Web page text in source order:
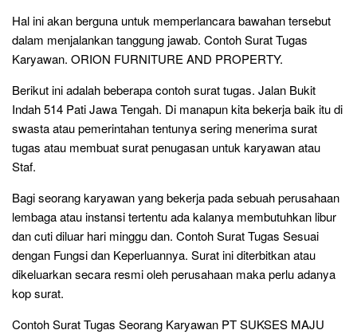
Hal ini akan berguna untuk memperlancara bawahan tersebut
dalam menjalankan tanggung jawab. Contoh Surat Tugas
Karyawan. ORION FURNITURE AND PROPERTY.
Berikut ini adalah beberapa contoh surat tugas. Jalan Bukit
Indah 514 Pati Jawa Tengah. Di manapun kita bekerja baik itu di
swasta atau pemerintahan tentunya sering menerima surat
tugas atau membuat surat penugasan untuk karyawan atau
Staf.
Bagi seorang karyawan yang bekerja pada sebuah perusahaan
lembaga atau instansi tertentu ada kalanya membutuhkan libur
dan cuti diluar hari minggu dan. Contoh Surat Tugas Sesuai
dengan Fungsi dan Keperluannya. Surat ini diterbitkan atau
dikeluarkan secara resmi oleh perusahaan maka perlu adanya
kop surat.
Contoh Surat Tugas Seorang Karyawan PT SUKSES MAJU